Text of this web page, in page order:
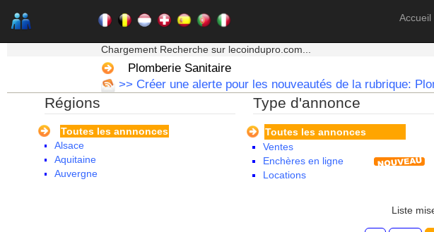
Accueil
Chargement Recherche sur lecoindupro.com...
Plomberie Sanitaire
>> Créer une alerte pour les nouveautés de la rubrique:
Régions
Toutes les annnonces
Alsace
Aquitaine
Auvergne
Type d'annonce
Toutes les annonces
Ventes
Enchères en ligne
Locations
Liste